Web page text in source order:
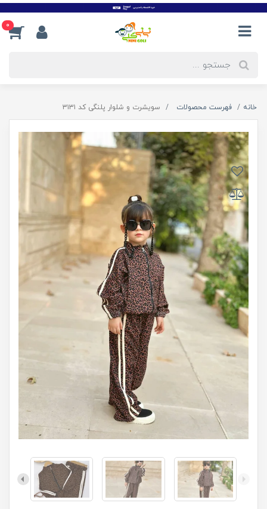
0
خانه فهرست محصولات سویشرت و شلوار پلنگی کد ۳۱۳۱